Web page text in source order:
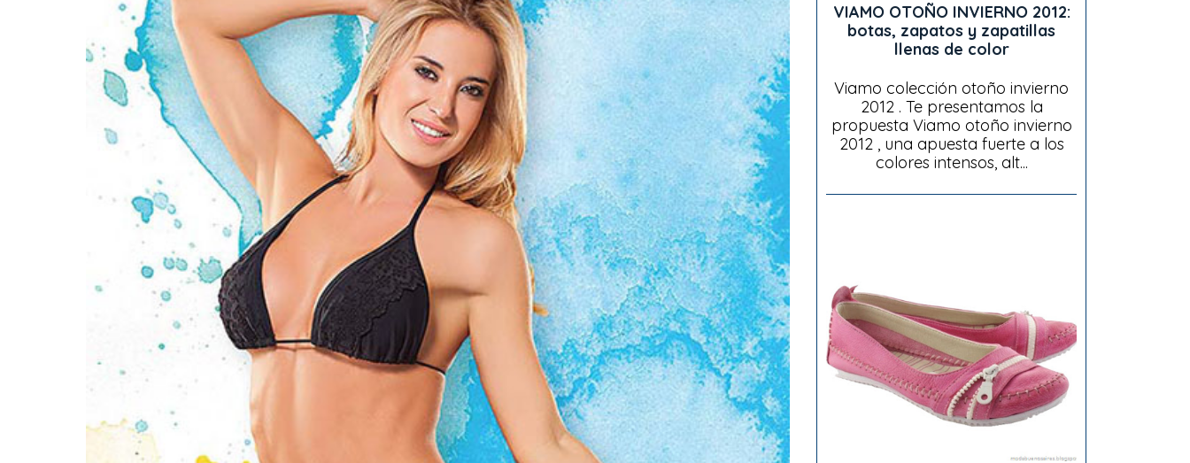
VIAMO OTOÑO INVIERNO 2012:
botas, zapatos y zapatillas
llenas de color
Viamo colección otoño invierno
2012 . Te presentamos la
propuesta Viamo otoño invierno
2012 , una apuesta fuerte a los
colores intensos, alt...